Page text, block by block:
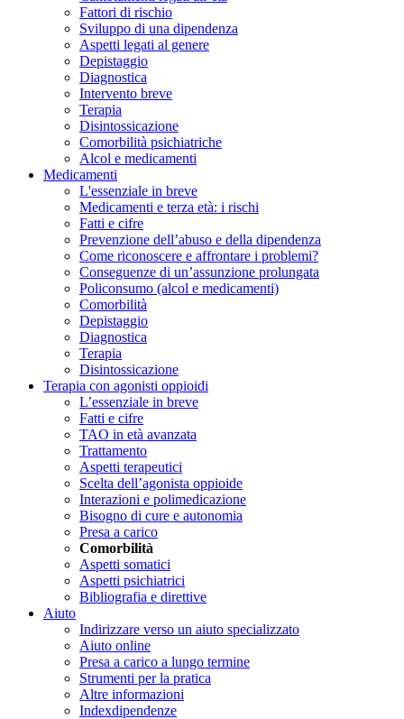
Fattori di rischio
Sviluppo di una dipendenza
Aspetti legati al genere
Depistaggio
Diagnostica
Intervento breve
Terapia
Disintossicazione
Comorbilità psichiatriche
Alcol e medicamenti
Medicamenti
L'essenziale in breve
Medicamenti e terza età: i rischi
Fatti e cifre
Prevenzione dell’abuso e della dipendenza
Come riconoscere e affrontare i problemi?
Conseguenze di un’assunzione prolungata
Policonsumo (alcol e medicamenti)
Comorbilità
Depistaggio
Diagnostica
Terapia
Disintossicazione
Terapia con agonisti oppioidi
L’essenziale in breve
Fatti e cifre
TAO in età avanzata
Trattamento
Aspetti terapeutici
Scelta dell’agonista oppioide
Interazioni e polimedicazione
Bisogno di cure e autonomia
Presa a carico
Comorbilità
Aspetti somatici
Aspetti psichiatrici
Bibliografia e direttive
Aiuto
Indirizzare verso un aiuto specializzato
Aiuto online
Presa a carico a lungo termine
Strumenti per la pratica
Altre informazioni
Indexdipendenze